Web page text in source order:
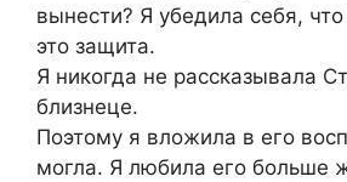
вынести? Я убедила себя,
это защита.
Я никогда не рассказывала
близнеце.
Поэтому я вложила в его
могла. Я любила его больше